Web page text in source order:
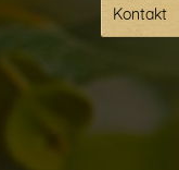
Kontakt